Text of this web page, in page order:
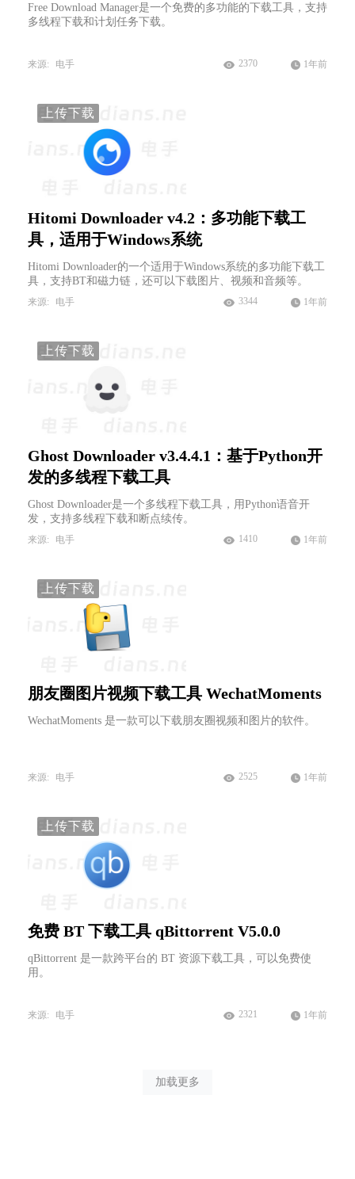
Free Download Manager是一个免费的多功能的下载工具，支持
多线程下载和计划任务下载。
来源: 电手 2370 1年前
上传下载
Hitomi Downloader v4.2：多功能下载工
具，适用于Windows系统
Hitomi Downloader的一个适用于Windows系统的多功能下载工
具，支持BT和磁力链，还可以下载图片、视频和音频等。
来源: 电手 3344 1年前
上传下载
Ghost Downloader v3.4.4.1：基于Python开
发的多线程下载工具
Ghost Downloader是一个多线程下载工具，用Python语音开
发，支持多线程下载和断点续传。
来源: 电手 1410 1年前
上传下载
朋友圈图片视频下载工具 WechatMoments
WechatMoments 是一款可以下载朋友圈视频和图片的软件。
来源: 电手 2525 1年前
上传下载
免费 BT 下载工具 qBittorrent V5.0.0
qBittorrent 是一款跨平台的 BT 资源下载工具，可以免费使
用。
来源: 电手 2321 1年前
加载更多